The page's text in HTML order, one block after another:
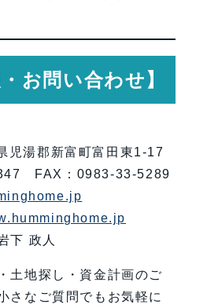
お問い合わせ】
児湯郡新富町富田東1-17
FAX：0983-33-5289
下 政人
土地探し・資金計画のご
さなご質問でもお気軽に